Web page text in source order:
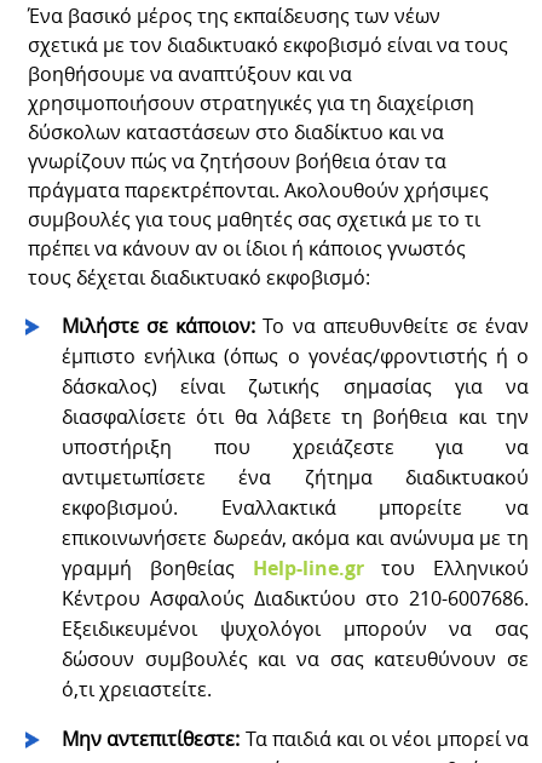
Ένα βασικό μέρος της εκπαίδευσης των νέων
σχετικά με τον διαδικτυακό εκφοβισμό είναι να τους
βοηθήσουμε να αναπτύξουν και να
χρησιμοποιήσουν στρατηγικές για τη διαχείριση
δύσκολων καταστάσεων στο διαδίκτυο και να
γνωρίζουν πώς να ζητήσουν βοήθεια όταν τα
πράγματα παρεκτρέπονται. Ακολουθούν χρήσιμες
συμβουλές για τους μαθητές σας σχετικά με το τι
πρέπει να κάνουν αν οι ίδιοι ή κάποιος γνωστός
τους δέχεται διαδικτυακό εκφοβισμό:
Μιλήστε σε κάποιον:Το να απευθυνθείτε σε έναν
έμπιστο ενήλικα (όπως ο γονέας/φροντιστής ή ο
δάσκαλος) είναι ζωτικής σημασίας για να
διασφαλίσετε ότι θα λάβετε τη βοήθεια και την
υποστήριξη που χρειάζεστε για να
αντιμετωπίσετε ένα ζήτημα διαδικτυακού
εκφοβισμού. Εναλλακτικά μπορείτε να
επικοινωνήσετε δωρεάν, ακόμα και ανώνυμα με τη
γραμμή βοηθείας Help-line.grτου Ελληνικού
Κέντρου Ασφαλούς Διαδικτύου στο 210-6007686.
Εξειδικευμένοι ψυχολόγοι μπορούν να σας
δώσουν συμβουλές και να σας κατευθύνουν σε
ό,τι χρειαστείτε.
Μην αντεπιτίθεστε: Τα παιδιά και οι νέοι μπορεί να